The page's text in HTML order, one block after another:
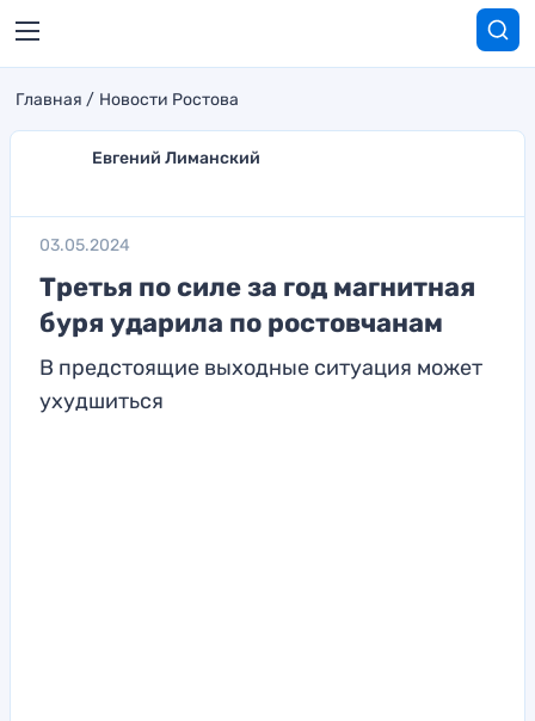
Главная Новости Ростова
Евгений Лиманский
03.05.2024
Третья по силе за год магнитная
буря ударила по ростовчанам
В предстоящие выходные ситуация может
ухудшиться